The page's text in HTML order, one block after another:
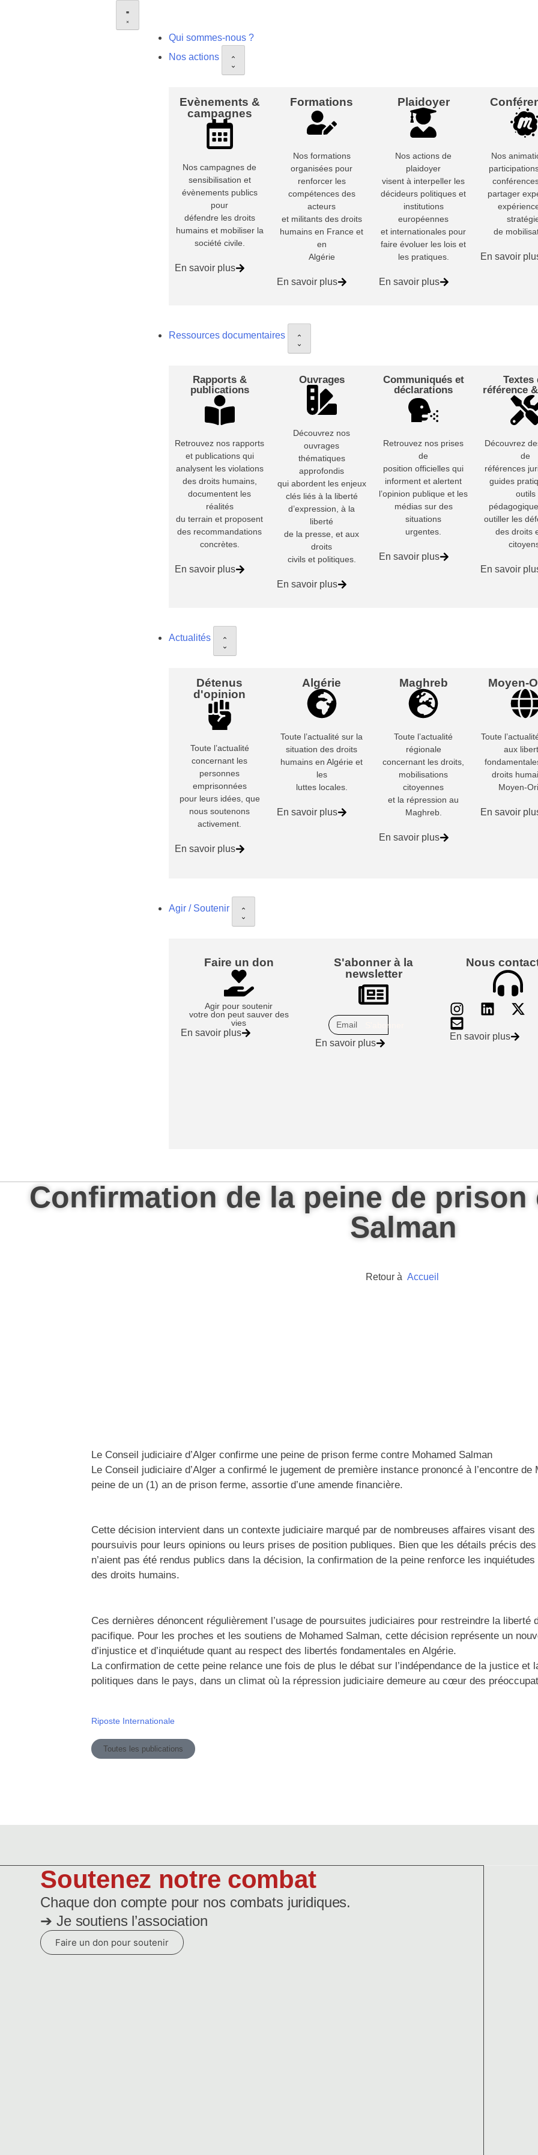
Qui sommes-nous ?
Nos actions
Evènements &
campagnes
Nos campagnes de
sensibilisation et
évènements publics
pour
défendre les droits
humains et mobiliser la
société civile.
En savoir plus
Formations
Nos formations
organisées pour
renforcer les
compétences des
acteurs
et militants des droits
humains en France et
en
Algérie
En savoir plus
Plaidoyer
Nos actions de
plaidoyer
visent à interpeller les
décideurs politiques et
institutions
européennes
et internationales pour
faire évoluer les lois et
les pratiques.
En savoir plus
Nos
partager
de
En savoir
Ressources documentaires
Rapports &
publications
Retrouvez nos rapports
et publications qui
analysent les violations
des droits humains,
documentent les
réalités
du terrain et proposent
des recommandations
concrètes.
En savoir plus
Ouvrages
Découvrez nos
ouvrages
thématiques
approfondis
qui abordent les enjeux
clés liés à la liberté
d’expression, à la
liberté
de la presse, et aux
droits
civils et politiques.
En savoir plus
Communiqués et
déclarations
Retrouvez nos prises
de
position officielles qui
informent et alertent
l’opinion publique et les
médias sur des
situations
urgentes.
En savoir plus
Textes
référence
Découvrez
de
références
guides
outils
outiller les
des droits
En savoir
Actualités
Détenus
d'opinion
Toute l’actualité
concernant les
personnes
emprisonnées
pour leurs idées, que
nous soutenons
activement.
En savoir plus
Algérie
Toute l’actualité sur la
situation des droits
humains en Algérie et
les
luttes locales.
En savoir plus
Maghreb
Toute l’actualité
régionale
concernant les droits,
mobilisations
citoyennes
et la répression au
Maghreb.
En savoir plus
Moyen-
Toute
aux
droits
Moyen-
En savoir
Agir / Soutenir
Faire un don
Agir pour soutenir
votre don peut sauver des
vies
En savoir plus
S'abonner à la
newsletter
S'abonner
En savoir plus
Nous
En savoir plus
Confirmation de la peine de prison
Salman
Retour à Accueil
Le Conseil judiciaire d’Alger confirme une peine de prison ferme contre Mohamed Salman
Le Conseil judiciaire d’Alger a confirmé le jugement de première instance prononcé à l’encontre
peine de un (1) an de prison ferme, assortie d’une amende financière.
Cette décision intervient dans un contexte judiciaire marqué par de nombreuses affaires visant
poursuivis pour leurs opinions ou leurs prises de position publiques. Bien que les détails précis
n’aient pas été rendus publics dans la décision, la confirmation de la peine renforce les
des droits humains.
Ces dernières dénoncent régulièrement l’usage de poursuites judiciaires pour restreindre la liberté
pacifique. Pour les proches et les soutiens de Mohamed Salman, cette décision représente un
d’injustice et d’inquiétude quant au respect des libertés fondamentales en Algérie.
La confirmation de cette peine relance une fois de plus le débat sur l’indépendance de la justice
politiques dans le pays, dans un climat où la répression judiciaire demeure au cœur des
Riposte Internationale
Toutes les publications
Soutenez notre combat
Chaque don compte pour nos combats juridiques.
➔ Je soutiens l’association
Faire un don pour soutenir